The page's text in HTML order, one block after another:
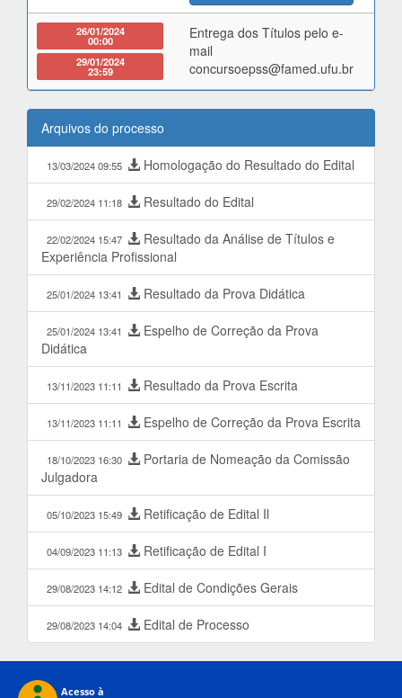
26/01/2024
00:00
29/01/2024
23:59
Entrega dos Títulos pelo e-
mail
concursoepss@famed.ufu.br
Arquivos do processo
13/03/2024 09:55 Homologação do Resultado do Edital
29/02/2024 11:18 Resultado do Edital
22/02/2024 15:47
Resultado da Análise de Títulos e
Experiência Profissional
25/01/2024 13:41 Resultado da Prova Didática
25/01/2024 13:41
Espelho de Correção da Prova
Didática
13/11/2023 11:11 Resultado da Prova Escrita
13/11/2023 11:11 Espelho de Correção da Prova Escrita
18/10/2023 16:30
Portaria de Nomeação da Comissão
Julgadora
05/10/2023 15:49 Retificação de Edital Il
04/09/2023 11:13 Retificação de Edital I
29/08/2023 14:12 Edital de Condições Gerais
29/08/2023 14:04 Edital de Processo